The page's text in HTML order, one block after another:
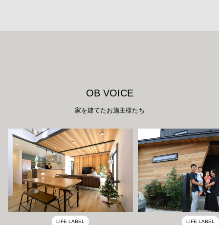
OB VOICE
家を建てたお施主様たち
LIFE LABEL LIFE LABEL